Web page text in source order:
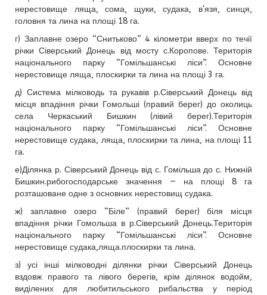
нерестовище ляща, сома, щуки, судака, в'язя, синця,
головня та лина на площі 18 га.
г) Заплавне озеро “Снитьково” 4 кілометри вверх по течії
річки Сіверський Донець від мосту с.Коропове. Територія
національного парку “Гомільшанські ліси”. Основне
нерестовище ляща, плоскирки та лина на площі 3 га.
д) Система мілководь та рукавів р.Сіверський Донець від
місця впадіння річки Гомольші (правий берег) до околиць
села Черкаський Бишкин (лівий берег).Територія
національного парку “Гомільшанські ліси”. Основне
нерестовище судака, ляща, плоскирки та лина, на площі 11
га.
е)Ділянка р. Сіверський Донець від с. Гомільша до с. Нижній
Бишкин.рибогосподарське значення — на площі 8 га
розташоване одне з основних нерестовищ судака.
ж) заплавне озеро “Біле” (правий берег) біля місця
впадіння річки Гомольша в р.Сіверський Донець.Територія
національного парку “Гомільшанські ліси”. Основне
нерестовище судака,ляща.плоскирки та лина.
з) усі інші мілководні ділянки річки Сіверський Донець
вздовж правого та лівого берегів, крім ділянок водойм,
виділених для любитильського рибальства у період